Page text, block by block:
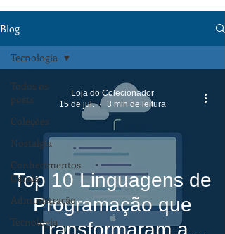
Blog
Todos os
posts
Coleções
Nostalgia
Conhecimentos
Gerais
Administração
Tecnologia
Tecnologia
Top 10 Linguagens de
Programação que
Transformaram a
Loja do Colecionador
15 de jul.
3 min de leitura